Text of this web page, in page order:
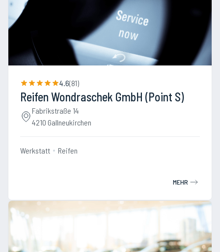
4.6(81)
Reifen Wondraschek GmbH (Point S)
Fabrikstraße 14
4210 Gallneukirchen
Werkstatt Reifen
MEHR